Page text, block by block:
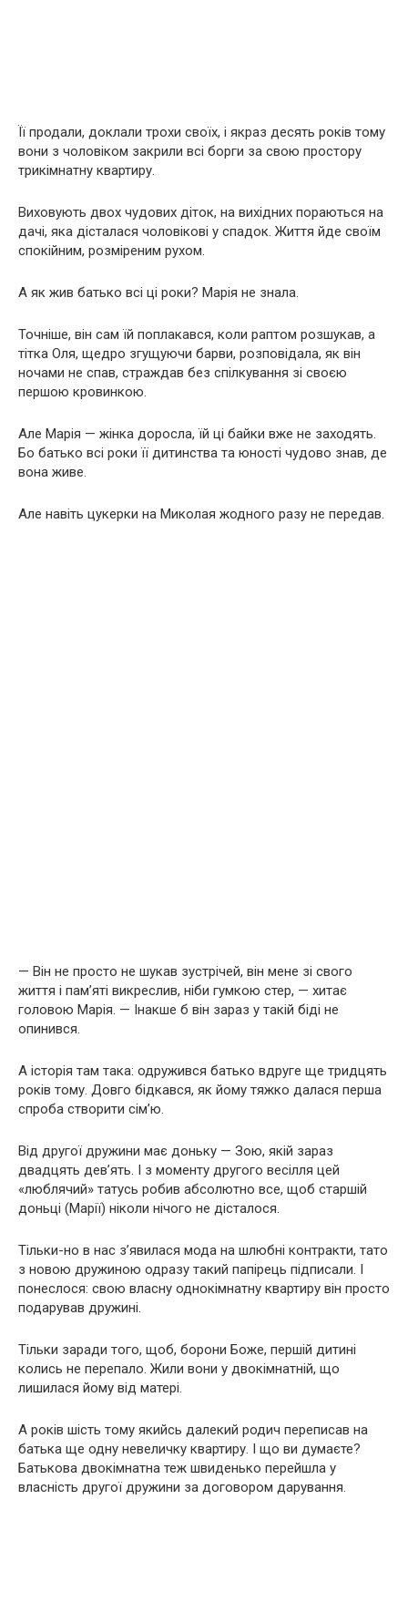
Її продали, доклали трохи своїх, і якраз десять років тому
вони з чоловіком закрили всі борги за свою простору
трикімнатну квартиру.
Виховують двох чудових діток, на вихідних пораються на
дачі, яка дісталася чоловікові у спадок. Життя йде своїм
спокійним, розміреним рухом.
А як жив батько всі ці роки? Марія не знала.
Точніше, він сам їй поплакався, коли раптом розшукав, а
тітка Оля, щедро згущуючи барви, розповідала, як він
ночами не спав, страждав без спілкування зі своєю
першою кровинкою.
Але Марія — жінка доросла, їй ці байки вже не заходять.
Бо батько всі роки її дитинства та юності чудово знав, де
вона живе.
Але навіть цукерки на Миколая жодного разу не передав.
— Він не просто не шукав зустрічей, він мене зі свого
життя і пам’яті викреслив, ніби гумкою стер, — хитає
головою Марія. — Інакше б він зараз у такій біді не
опинився.
А історія там така: одружився батько вдруге ще тридцять
років тому. Довго бідкався, як йому тяжко далася перша
спроба створити сім’ю.
Від другої дружини має доньку — Зою, якій зараз
двадцять дев’ять. І з моменту другого весілля цей
«люблячий» татусь робив абсолютно все, щоб старшій
доньці (Марії) ніколи нічого не дісталося.
Тільки-но в нас з’явилася мода на шлюбні контракти, тато
з новою дружиною одразу такий папірець підписали. І
понеслося: свою власну однокімнатну квартиру він просто
подарував дружині.
Тільки заради того, щоб, борони Боже, першій дитині
колись не перепало. Жили вони у двокімнатній, що
лишилася йому від матері.
А років шість тому якийсь далекий родич переписав на
батька ще одну невеличку квартиру. І що ви думаєте?
Батькова двокімнатна теж швиденько перейшла у
власність другої дружини за договором дарування.